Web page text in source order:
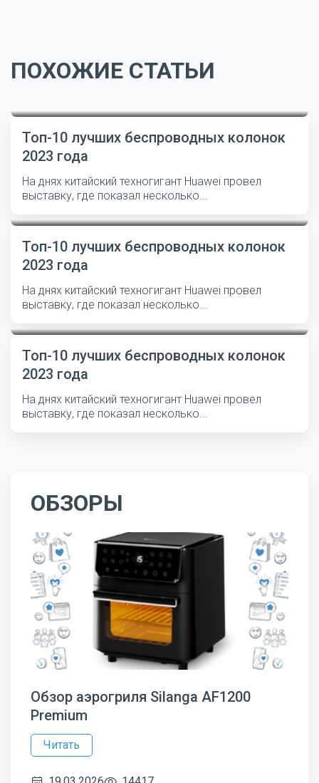
ПОХОЖИЕ СТАТЬИ
Топ-10 лучших беспроводных колонок
2023 года
На днях китайский техногигант Huawei провел
выставку, где показал несколько...
Топ-10 лучших беспроводных колонок
2023 года
На днях китайский техногигант Huawei провел
выставку, где показал несколько...
Топ-10 лучших беспроводных колонок
2023 года
На днях китайский техногигант Huawei провел
выставку, где показал несколько...
ОБЗОРЫ
Обзор аэрогриля Silanga AF1200
Premium
Читать